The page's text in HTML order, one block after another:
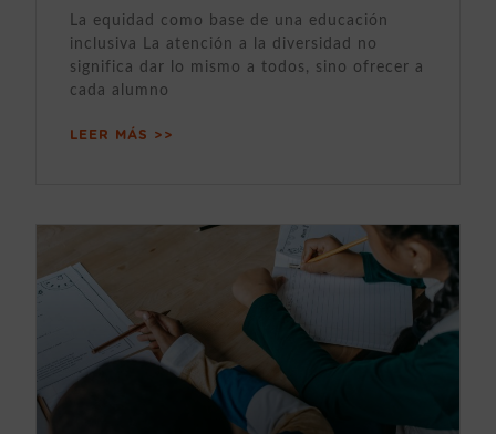
La equidad como base de una educación
inclusiva La atención a la diversidad no
significa dar lo mismo a todos, sino ofrecer a
cada alumno
LEER MÁS >>